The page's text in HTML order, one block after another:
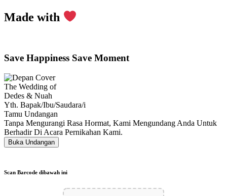
Made with
Save Happiness Save Moment
The Wedding of
Dedes & Nuah
Yth. Bapak/Ibu/Saudara/i
Tamu Undangan
Tanpa Mengurangi Rasa Hormat, Kami Mengundang Anda Untuk
Berhadir Di Acara Pernikahan Kami.
Buka Undangan
Scan Barcode dibawah ini